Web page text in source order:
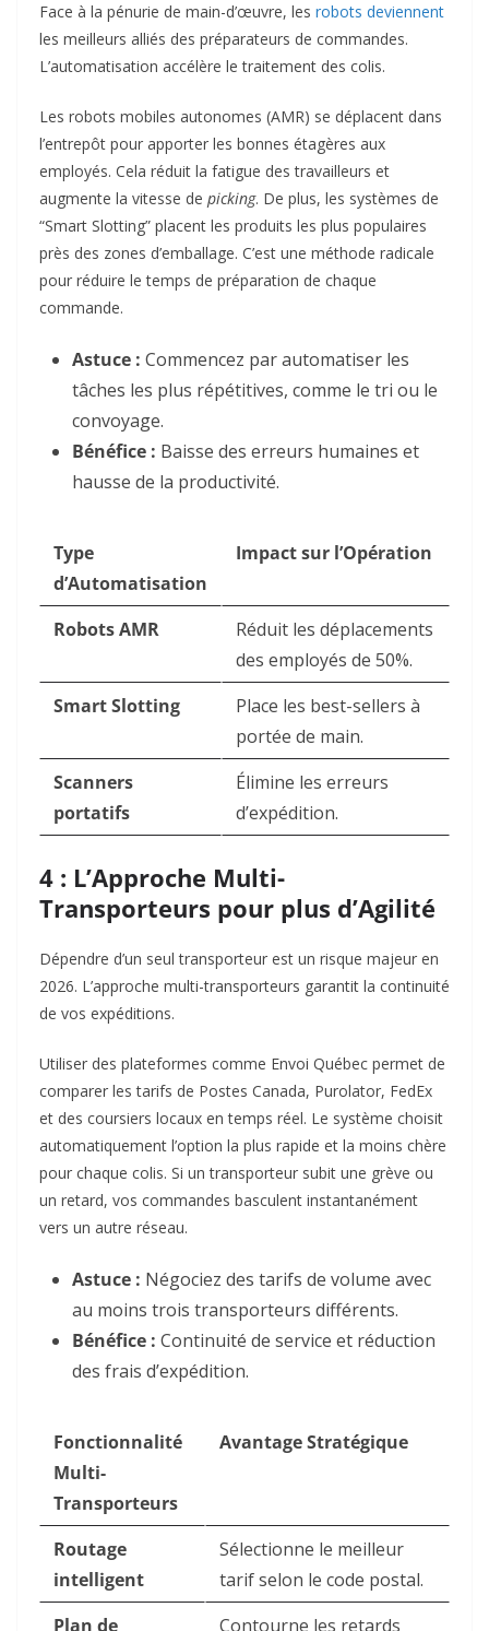
Face à la pénurie de main-d’œuvre, les robots deviennent
les meilleurs alliés des préparateurs de commandes.
L’automatisation accélère le traitement des colis.
Les robots mobiles autonomes (AMR) se déplacent dans
l’entrepôt pour apporter les bonnes étagères aux
employés. Cela réduit la fatigue des travailleurs et
augmente la vitesse de picking. De plus, les systèmes de
“Smart Slotting” placent les produits les plus populaires
près des zones d’emballage. C’est une méthode radicale
pour réduire le temps de préparation de chaque
commande.
Astuce : Commencez par automatiser les
tâches les plus répétitives, comme le tri ou le
convoyage.
Bénéfice : Baisse des erreurs humaines et
hausse de la productivité.
Type
d’Automatisation
Impact sur l’Opération
Robots AMR
Réduit les déplacements
des employés de 50%.
Smart Slotting
Place les best-sellers à
portée de main.
Scanners
portatifs
Élimine les erreurs
d’expédition.
4 : L’Approche Multi-
Transporteurs pour plus d’Agilité
Dépendre d’un seul transporteur est un risque majeur en
2026. L’approche multi-transporteurs garantit la continuité
de vos expéditions.
Utiliser des plateformes comme Envoi Québec permet de
comparer les tarifs de Postes Canada, Purolator, FedEx
et des coursiers locaux en temps réel. Le système choisit
automatiquement l’option la plus rapide et la moins chère
pour chaque colis. Si un transporteur subit une grève ou
un retard, vos commandes basculent instantanément
vers un autre réseau.
Astuce : Négociez des tarifs de volume avec
au moins trois transporteurs différents.
Bénéfice : Continuité de service et réduction
des frais d’expédition.
Fonctionnalité
Multi-
Transporteurs
Avantage Stratégique
Routage
intelligent
Sélectionne le meilleur
tarif selon le code postal.
Plan de
Contourne les retards